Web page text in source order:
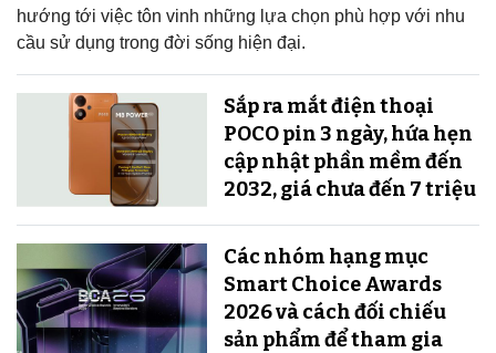
hướng tới việc tôn vinh những lựa chọn phù hợp với nhu
cầu sử dụng trong đời sống hiện đại.
Sắp ra mắt điện thoại
POCO pin 3 ngày, hứa hẹn
cập nhật phần mềm đến
2032, giá chưa đến 7 triệu
Các nhóm hạng mục
Smart Choice Awards
2026 và cách đối chiếu
sản phẩm để tham gia